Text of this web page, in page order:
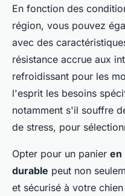
En fonction des
région, vous pouvez
avec des
résistance accrue aux
refroidissant pour les
l'esprit les besoins
notamment s'il souffre
de stress, pour
Opter pour un panier en
durable peut non
et sécurisé à votre